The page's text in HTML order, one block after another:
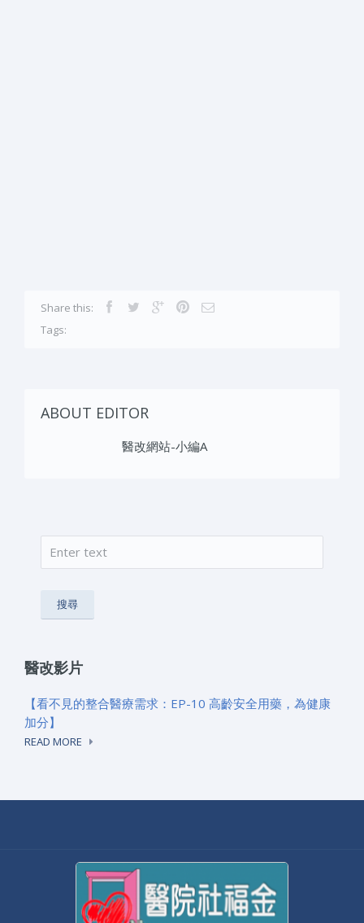
Share this:
Tags:
ABOUT EDITOR
醫改網站-小編A
搜尋表單
醫改影片
【看不見的整合醫療需求：EP-10 高齡安全用藥，為健康
加分】
READ MORE